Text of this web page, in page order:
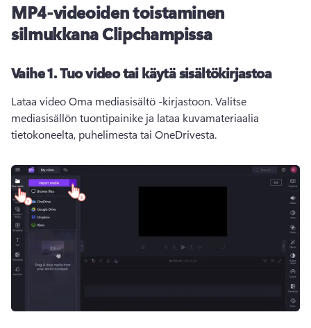
MP4-videoiden toistaminen
silmukkana Clipchampissa
Vaihe 1.Tuo video tai käytä sisältökirjastoa
Lataa video Oma mediasisältö -kirjastoon. Valitse
mediasisällön tuontipainike ja lataa kuvamateriaalia
tietokoneelta, puhelimesta tai OneDrivesta.